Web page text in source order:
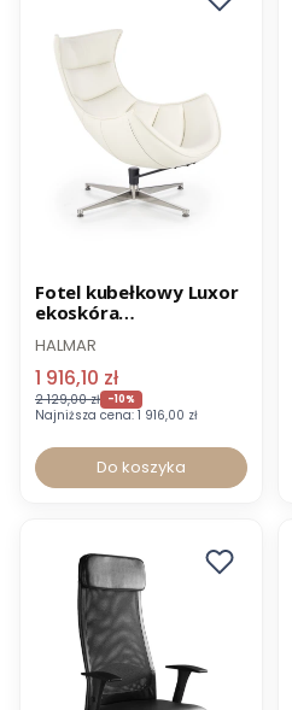
Promocja
-8% z kodem FOTEL
Fotel kubełkowy Luxor
ekoskóra
HALMAR
1 916,10 zł
2 129,00 zł -10%
Najniższa cena: 1 916,00 zł
Do koszyka